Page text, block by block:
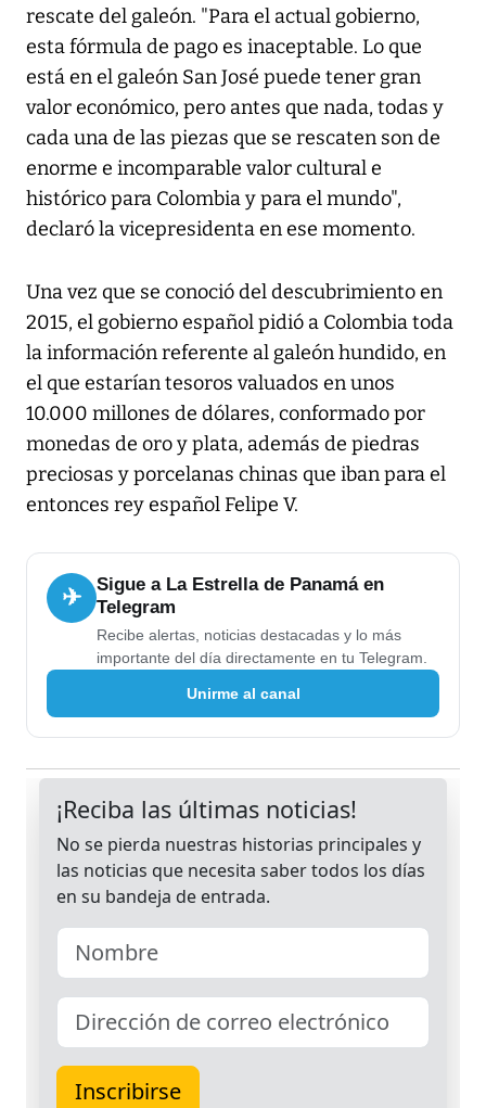
rescate del galeón. "Para el actual gobierno,
esta fórmula de pago es inaceptable. Lo que
está en el galeón San José puede tener gran
valor económico, pero antes que nada, todas y
cada una de las piezas que se rescaten son de
enorme e incomparable valor cultural e
histórico para Colombia y para el mundo",
declaró la vicepresidenta en ese momento.
Una vez que se conoció del descubrimiento en
2015, el gobierno español pidió a Colombia toda
la información referente al galeón hundido, en
el que estarían tesoros valuados en unos
10.000 millones de dólares, conformado por
monedas de oro y plata, además de piedras
preciosas y porcelanas chinas que iban para el
entonces rey español Felipe V.
✈
Sigue a La Estrella de Panamá en
Telegram
Recibe alertas, noticias destacadas y lo más
importante del día directamente en tu Telegram.
Unirme al canal